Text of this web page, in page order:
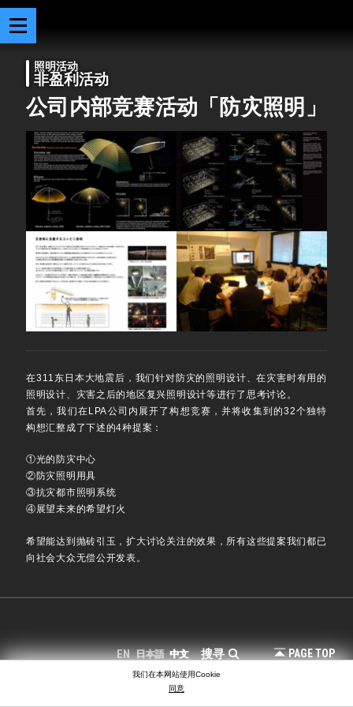
照明活动
非盈利活动
公司内部竞赛活动「防灾照明」
在311东日本大地震后，我们针对防灾的照明设计、在灾害时有用的
照明设计、灾害之后的地区复兴照明设计等进行了思考讨论。
首先，我们在LPA公司内展开了构想竞赛，并将收集到的32个独特
构想汇整成了下述的4种提案：
①光的防灾中心
②防灾照明用具
③抗灾都市照明系统
④展望未来的希望灯火
希望能达到抛砖引玉，扩大讨论关注的效果，所有这些提案我们都已
向社会大众无偿公开发表。
搜寻
EN 日本語 中文 PAGE TOP
COPYRIGHT © LIGHTING PLANNERS ASSOCIATES
我们在本网站使用Cookie
同意